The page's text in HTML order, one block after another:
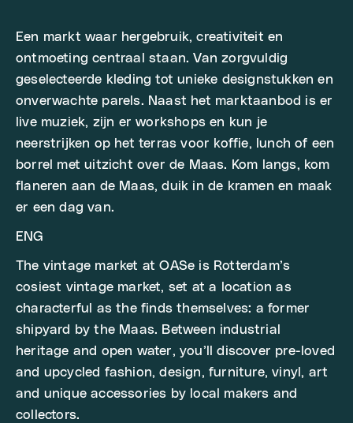
Een markt waar hergebruik, creativiteit en
ontmoeting centraal staan. Van zorgvuldig
geselecteerde kleding tot unieke designstukken en
onverwachte parels. Naast het marktaanbod is er
live muziek, zijn er workshops en kun je
neerstrijken op het terras voor koffie, lunch of een
borrel met uitzicht over de Maas. Kom langs, kom
flaneren aan de Maas, duik in de kramen en maak
er een dag van.
ENG
The vintage market at OASe is Rotterdam’s
cosiest vintage market, set at a location as
characterful as the finds themselves: a former
shipyard by the Maas. Between industrial
heritage and open water, you’ll discover pre-loved
and upcycled fashion, design, furniture, vinyl, art
and unique accessories by local makers and
collectors.